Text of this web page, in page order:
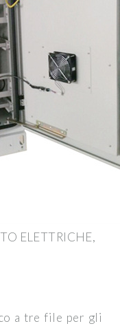
ELETTRICHE,
a tre file per gli